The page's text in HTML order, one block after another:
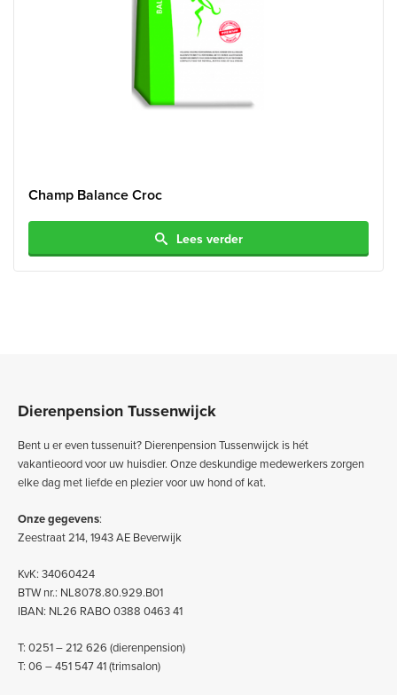
Champ Balance Croc
Lees verder
Dierenpension Tussenwijck
Bent u er even tussenuit? Dierenpension Tussenwijck is hét
vakantieoord voor uw huisdier. Onze deskundige medewerkers zorgen
elke dag met liefde en plezier voor uw hond of kat.
Onze gegevens:
Zeestraat 214, 1943 AE Beverwijk
KvK: 34060424
BTW nr.: NL8078.80.929.B01
IBAN: NL26 RABO 0388 0463 41
T: 0251 – 212 626 (dierenpension)
T: 06 – 451 547 41 (trimsalon)